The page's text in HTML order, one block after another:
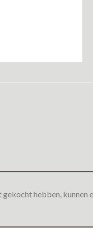
hebben, kunnen